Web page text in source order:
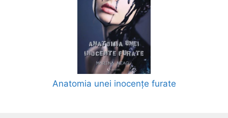
Anatomia unei inocențe furate